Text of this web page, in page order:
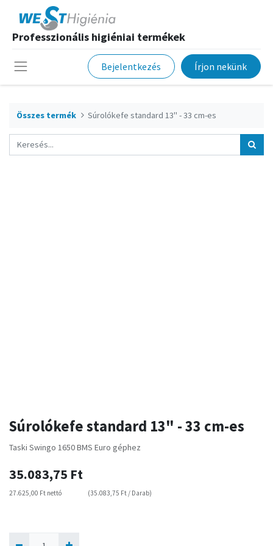
Professzionális higiéniai termékek
Bejelentkezés Írjon nekünk
Összes termék Súrolókefe standard 13" - 33 cm-es
Súrolókefe standard 13" - 33 cm-es
Taski Swingo 1650 BMS Euro géphez
35.083,75 Ft
27.625,00 Ft nettó (35.083,75 Ft / Darab)